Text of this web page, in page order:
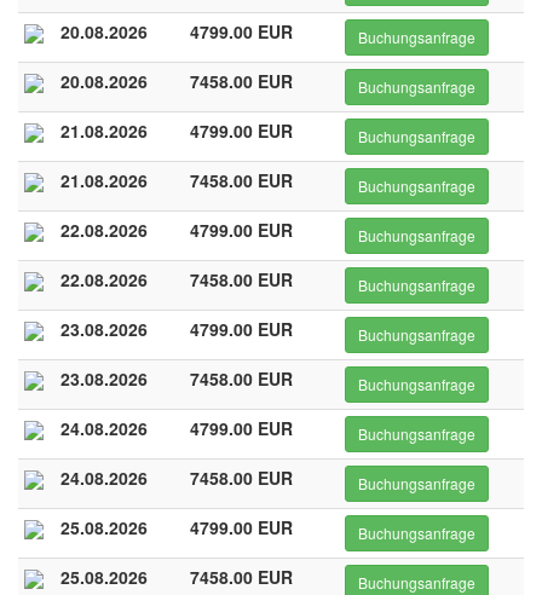
20.08.2026 4799.00 EUR Buchungsanfrage
20.08.2026 7458.00 EUR Buchungsanfrage
21.08.2026 4799.00 EUR Buchungsanfrage
21.08.2026 7458.00 EUR Buchungsanfrage
22.08.2026 4799.00 EUR Buchungsanfrage
22.08.2026 7458.00 EUR Buchungsanfrage
23.08.2026 4799.00 EUR Buchungsanfrage
23.08.2026 7458.00 EUR Buchungsanfrage
24.08.2026 4799.00 EUR Buchungsanfrage
24.08.2026 7458.00 EUR Buchungsanfrage
25.08.2026 4799.00 EUR Buchungsanfrage
25.08.2026 7458.00 EUR Buchungsanfrage